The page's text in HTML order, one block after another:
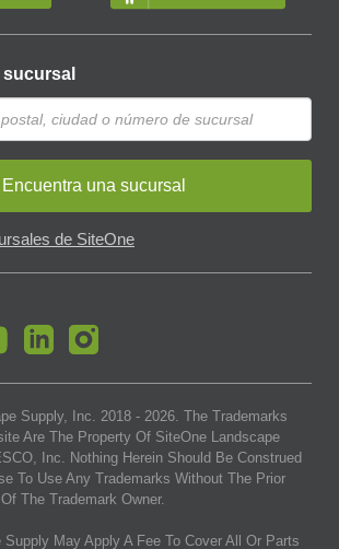
Encuentra una sucursal
de SiteOne
Supply, Inc. 2018 - 2026. The Trademarks
Are The Property Of SiteOne Landscape
Inc. Nothing Herein Should Be Construed
To Use Any Trademarks Without The Prior
The Trademark Owner.
Supply May Apply A Fee To Cover All Or Parts